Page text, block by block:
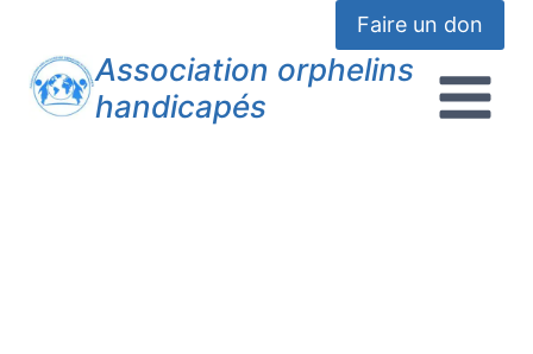
Faire un don
Association orphelins
handicapés